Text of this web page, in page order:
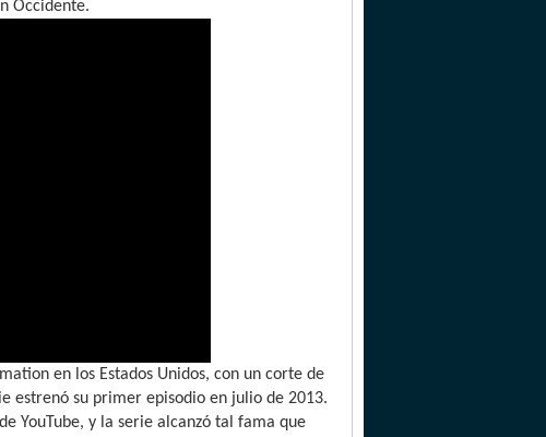
Occidente.
en los Estados Unidos, con un corte de
estrenó su primer episodio en julio de 2013.
YouTube, y la serie alcanzó tal fama que